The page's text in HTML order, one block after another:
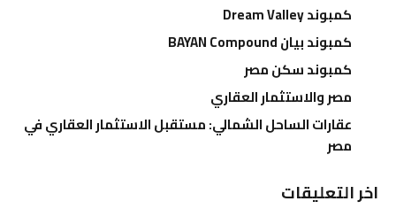
كمبوند Dream Valley
كمبوند بيان BAYAN Compound
كمبوند سكن مصر
مصر والاستثمار العقاري
عقارات الساحل الشمالي: مستقبل الاستثمار العقاري في
مصر
اخر التعليقات